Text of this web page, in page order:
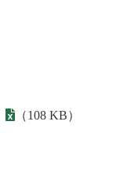
（108 KB）